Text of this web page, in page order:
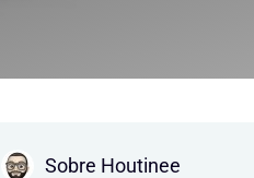
Sobre Houtinee